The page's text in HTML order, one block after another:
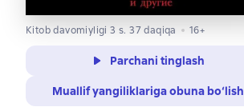
Kitob davomiyligi 3 s. 37 daqiqa 16+
Parchani tinglash
Muallif yangiliklariga obuna bo‘lish